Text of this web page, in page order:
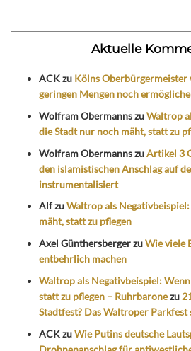
Aktuelle
ACKzu Kölns
geringen Mengen noch
Wolfram ObermannszuWaltrop
die Stadt nur noch mäht, statt zu
Wolfram ObermannszuArtikel 3
den islamistischen Anschlag auf
instrumentalisiert
AlfzuWaltrop als
mäht, statt zu pflegen
Axel GünthersbergerzuWie viele
entbehrlich machen
Waltrop als Negativbeispiel:
statt zu pflegen – Ruhrbaronezu
Stadtfest? Das Waltroper
ACKzuWie Putins deutsche